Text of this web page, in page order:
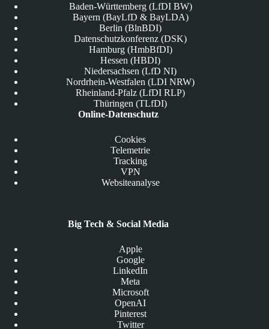
Baden-Württemberg (LfDI BW)
Bayern (BayLfD & BayLDA)
Berlin (BlnBDI)
Datenschutzkonferenz (DSK)
Hamburg (HmbBfDI)
Hessen (HBDI)
Niedersachsen (LfD NI)
Nordrhein-Westfalen (LDI NRW)
Rheinland-Pfalz (LfDI RLP)
Thüringen (TLfDI)
Online-Datenschutz
Cookies
Telemetrie
Tracking
VPN
Websiteanalyse
Big Tech & Social Media
Apple
Google
LinkedIn
Meta
Microsoft
OpenAI
Pinterest
Twitter